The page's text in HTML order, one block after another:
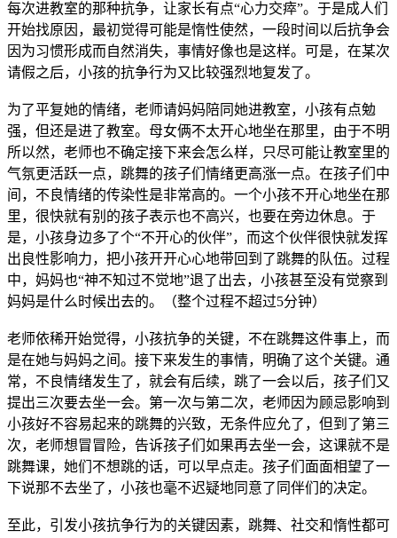
每次进教室的那种抗争，让家长有点“心力交瘁”。于是成人们
开始找原因，最初觉得可能是惰性使然，一段时间以后抗争会
因为习惯形成而自然消失，事情好像也是这样。可是，在某次
请假之后，小孩的抗争行为又比较强烈地复发了。
为了平复她的情绪，老师请妈妈陪同她进教室，小孩有点勉
强，但还是进了教室。母女俩不太开心地坐在那里，由于不明
所以然，老师也不确定接下来会怎么样，只尽可能让教室里的
气氛更活跃一点，跳舞的孩子们情绪更高涨一点。在孩子们中
间，不良情绪的传染性是非常高的。一个小孩不开心地坐在那
里，很快就有别的孩子表示也不高兴，也要在旁边休息。于
是，小孩身边多了个“不开心的伙伴”，而这个伙伴很快就发挥
出良性影响力，把小孩开开心心地带回到了跳舞的队伍。过程
中，妈妈也“神不知过不觉地”退了出去，小孩甚至没有觉察到
妈妈是什么时候出去的。（整个过程不超过5分钟）
老师依稀开始觉得，小孩抗争的关键，不在跳舞这件事上，而
是在她与妈妈之间。接下来发生的事情，明确了这个关键。通
常，不良情绪发生了，就会有后续，跳了一会以后，孩子们又
提出三次要去坐一会。第一次与第二次，老师因为顾忌影响到
小孩好不容易起来的跳舞的兴致，无条件应允了，但到了第三
次，老师想冒冒险，告诉孩子们如果再去坐一会，这课就不是
跳舞课，她们不想跳的话，可以早点走。孩子们面面相望了一
下说那不去坐了，小孩也毫不迟疑地同意了同伴们的决定。
至此，引发小孩抗争行为的关键因素，跳舞、社交和惰性都可